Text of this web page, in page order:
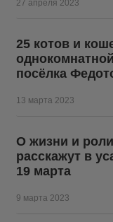
27 апреля 2023
25 котов и
посёлка
13 марта 2023
О жизни и
расскажут в
19 марта
9 марта 2023